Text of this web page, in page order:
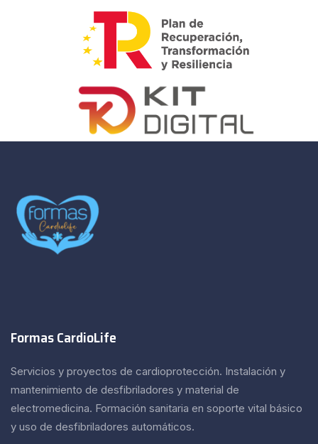
Formas CardioLife
Servicios y proyectos de cardioprotección. Instalación y
mantenimiento de desfibriladores y material de
electromedicina. Formación sanitaria en soporte vital básico
y uso de desfibriladores automáticos.